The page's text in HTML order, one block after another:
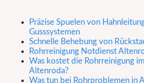
Präzise Spuelen von
Gusssystemen
Schnelle Behebung von
Rohrreinigung Notdienst
Was kostet die Rohrreinigung
Altenroda?
Was tun bei Rohrproblemen in